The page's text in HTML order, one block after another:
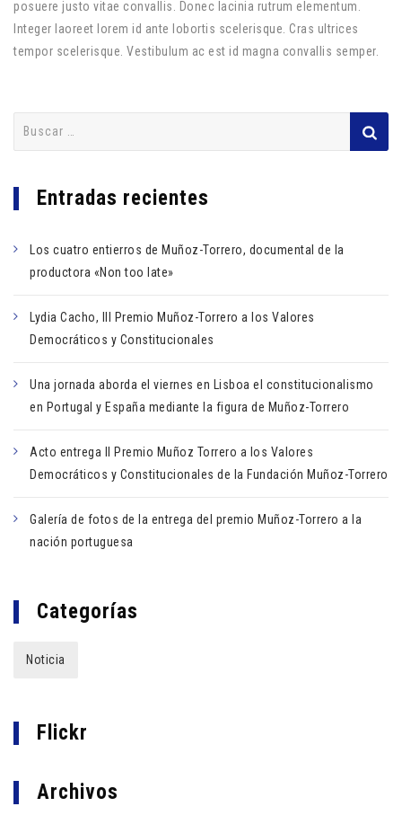
posuere justo vitae convallis. Donec lacinia rutrum elementum.
Integer laoreet lorem id ante lobortis scelerisque. Cras ultrices
tempor scelerisque. Vestibulum ac est id magna convallis semper.
Entradas recientes
Los cuatro entierros de Muñoz-Torrero, documental de la
productora «Non too late»
Lydia Cacho, III Premio Muñoz-Torrero a los Valores
Democráticos y Constitucionales
Una jornada aborda el viernes en Lisboa el constitucionalismo
en Portugal y España mediante la figura de Muñoz-Torrero
Acto entrega II Premio Muñoz Torrero a los Valores
Democráticos y Constitucionales de la Fundación Muñoz-Torrero
Galería de fotos de la entrega del premio Muñoz-Torrero a la
nación portuguesa
Categorías
Noticia
Flickr
Archivos